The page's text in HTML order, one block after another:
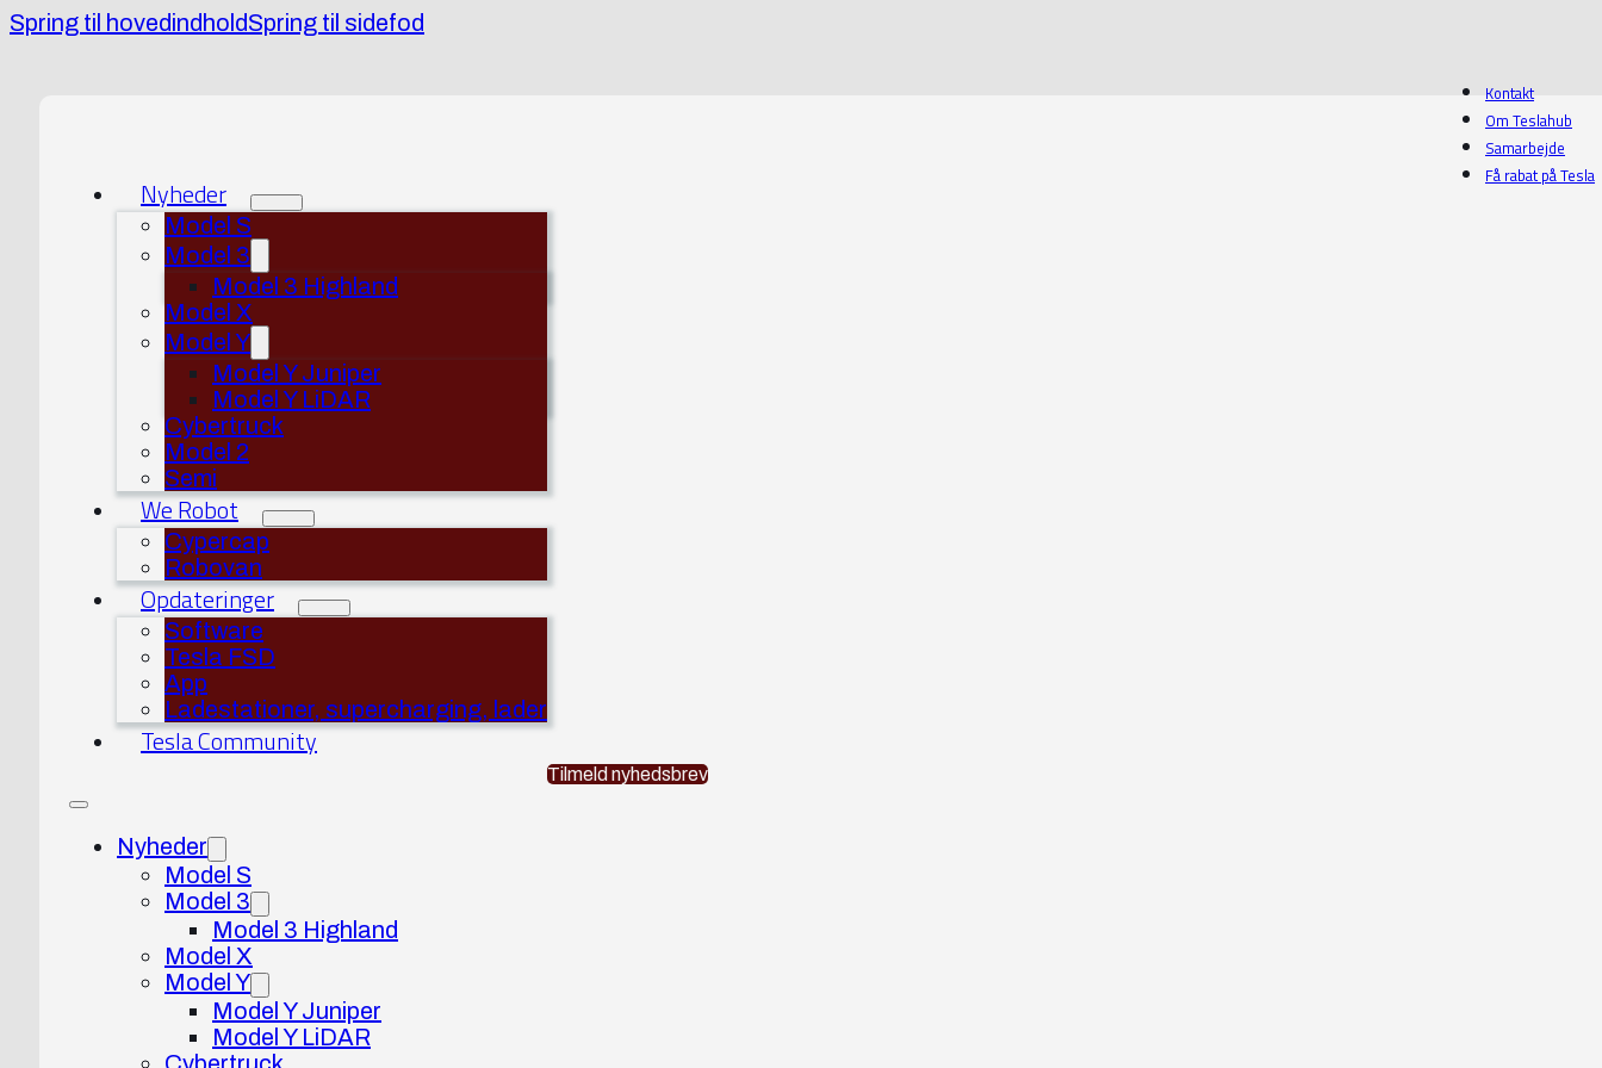
Spring til hovedindholdSpring til sidefod
Kontakt
Om Teslahub
Samarbejde
Få rabat på Tesla
Nyheder
Model S
Model 3
Model 3 Highland
Model X
Model Y
Model Y Juniper
Model Y LiDAR
Cybertruck
Model 2
Semi
We Robot
Cypercap
Robovan
Opdateringer
Software
Tesla FSD
App
Ladestationer, supercharging, lader
Tesla Community
Nyheder
Model S
Model 3
Model 3 Highland
Model X
Model Y
Model Y Juniper
Model Y LiDAR
Tilmeld nyhedsbrev